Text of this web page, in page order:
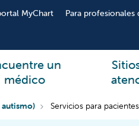
MyChart Para profesionales
un
médico
autismo) Servicios para